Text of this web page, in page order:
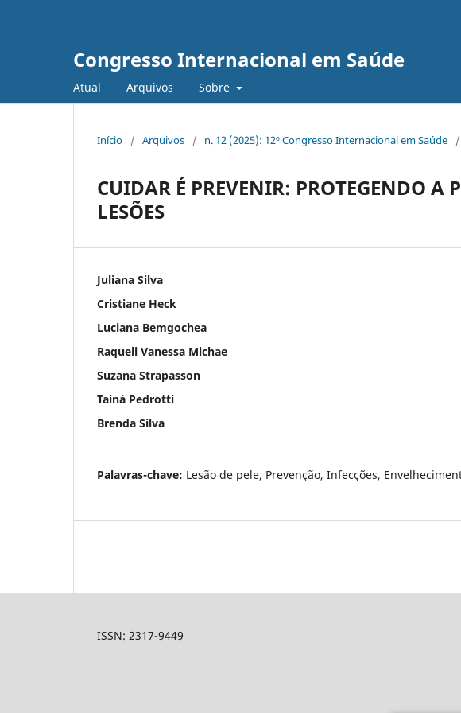
Congresso Internacional em Saúde
Atual Arquivos Sobre
Início / Arquivos / n. 12 (2025): 12º Congresso Internacional em Saúde /
CUIDAR É PREVENIR: PROTEGENDO A
LESÕES
Juliana Silva
Cristiane Heck
Luciana Bemgochea
Raqueli Vanessa Michae
Suzana Strapasson
Tainá Pedrotti
Brenda Silva
Palavras-chave: Lesão de pele, Prevenção, Infecções,
ISSN: 2317-9449